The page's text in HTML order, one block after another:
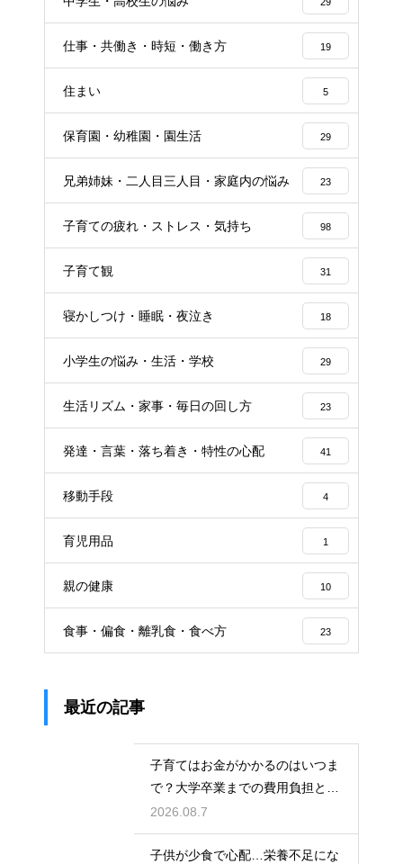
仕事・共働き・時短・働き方 19
住まい 5
保育園・幼稚園・園生活 29
兄弟姉妹・二人目三人目・家庭内の悩み 23
子育ての疲れ・ストレス・気持ち 98
子育て観 31
寝かしつけ・睡眠・夜泣き 18
小学生の悩み・生活・学校 29
生活リズム・家事・毎日の回し方 23
発達・言葉・落ち着き・特性の心配 41
移動手段 4
育児用品 1
親の健康 10
食事・偏食・離乳食・食べ方 23
最近の記事
子育てはお金がかかるのはいつま
で？大学卒業までの費用負担とそ
の後の家計の変化
2026.08.7
子供が少食で心配…栄養不足にな